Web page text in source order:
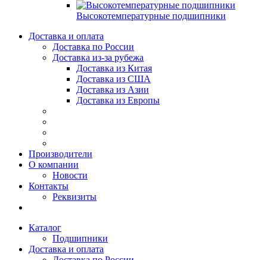
Высокотемпературные подшипники
Доставка и оплата
Доставка по России
Доставка из-за рубежа
Доставка из Китая
Доставка из США
Доставка из Азии
Доставка из Европы
Производители
О компании
Новости
Контакты
Реквизиты
Каталог
Подшипники
Доставка и оплата